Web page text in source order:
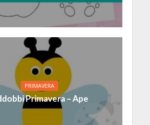
PRIMAVERA
Primavera – Ape